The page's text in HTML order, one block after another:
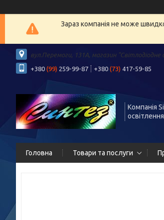
Зараз компанія не може
вул.Перемоги, 131А, магазин
+380 (99) 259-99-87 +380 (73) 417-59-85
Компанія
освітлення
Головна Товари та послуги